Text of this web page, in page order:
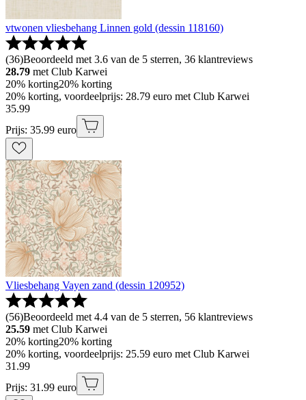
vtwonen vliesbehang Linnen gold (dessin 118160)
(36)Beoordeeld met 3.6 van de 5 sterren, 36 klantreviews
28.79 met Club Karwei
20% korting20% korting
20% korting, voordeelprijs: 28.79 euro met Club Karwei
35.99
Prijs: 35.99 euro
Vliesbehang Vayen zand (dessin 120952)
(56)Beoordeeld met 4.4 van de 5 sterren, 56 klantreviews
25.59 met Club Karwei
20% korting20% korting
20% korting, voordeelprijs: 25.59 euro met Club Karwei
31.99
Prijs: 31.99 euro